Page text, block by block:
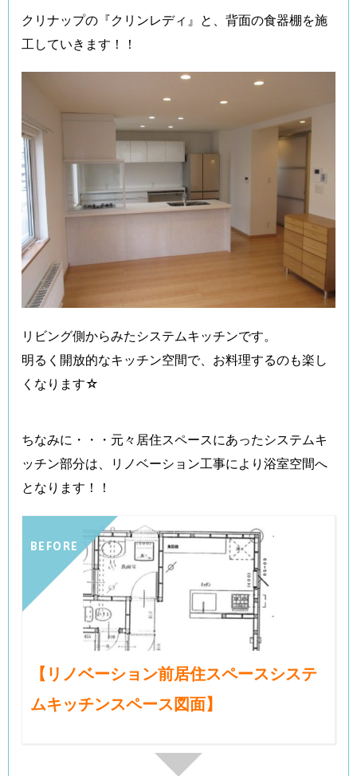
クリナップの『クリンレディ』と、背面の食器棚を施
工していきます！！
リビング側からみたシステムキッチンです。
明るく開放的なキッチン空間で、お料理するのも楽し
くなります☆
ちなみに・・・元々居住スペースにあったシステムキ
ッチン部分は、リノベーション工事により浴室空間へ
となります！！
BEFORE
【リノベーション前居住スペースシステ
ムキッチンスペース図面】